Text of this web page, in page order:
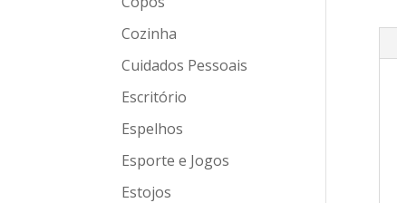
Cozinha
Cuidados Pessoais
Escritório
Espelhos
Esporte e Jogos
Estojos